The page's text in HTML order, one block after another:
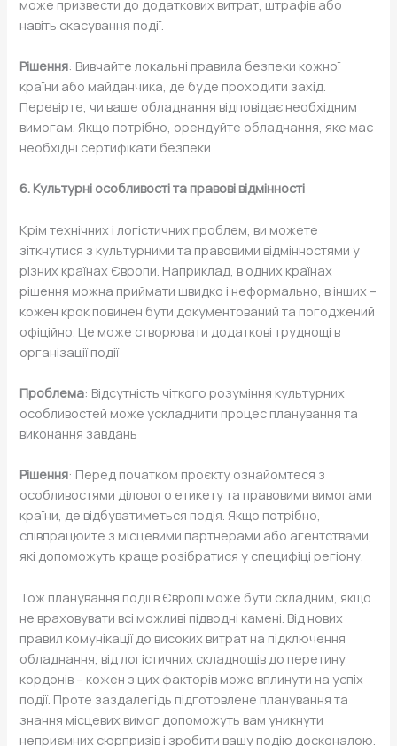
може призвести до додаткових витрат, штрафів або
навіть скасування події.
Рішення: Вивчайте локальні правила безпеки кожної
країни або майданчика, де буде проходити захід.
Перевірте, чи ваше обладнання відповідає необхідним
вимогам. Якщо потрібно, орендуйте обладнання, яке має
необхідні сертифікати безпеки
6. Культурні особливості та правові відмінності
Крім технічних і логістичних проблем, ви можете
зіткнутися з культурними та правовими відмінностями у
різних країнах Європи. Наприклад, в одних країнах
рішення можна приймати швидко і неформально, в інших –
кожен крок повинен бути документований та погоджений
офіційно. Це може створювати додаткові труднощі в
організації події
Проблема: Відсутність чіткого розуміння культурних
особливостей може ускладнити процес планування та
виконання завдань
Рішення: Перед початком проєкту ознайомтеся з
особливостями ділового етикету та правовими вимогами
країни, де відбуватиметься подія. Якщо потрібно,
співпрацюйте з місцевими партнерами або агентствами,
які допоможуть краще розібратися у специфіці регіону.
Тож планування події в Європі може бути складним, якщо
не враховувати всі можливі підводні камені. Від нових
правил комунікації до високих витрат на підключення
обладнання, від логістичних складнощів до перетину
кордонів – кожен з цих факторів може вплинути на успіх
події. Проте заздалегідь підготовлене планування та
знання місцевих вимог допоможуть вам уникнути
неприємних сюрпризів і зробити вашу подію досконалою.